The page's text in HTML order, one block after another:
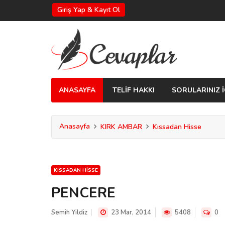
Giriş Yap & Kayıt Ol
ANASAYFA TELİF HAKKI SORULARINIZ
Anasayfa KIRK AMBAR Kıssadan Hisse
KISSADAN HISSE
PENCERE
Semih Yildiz 23 Mar, 2014 5408 0